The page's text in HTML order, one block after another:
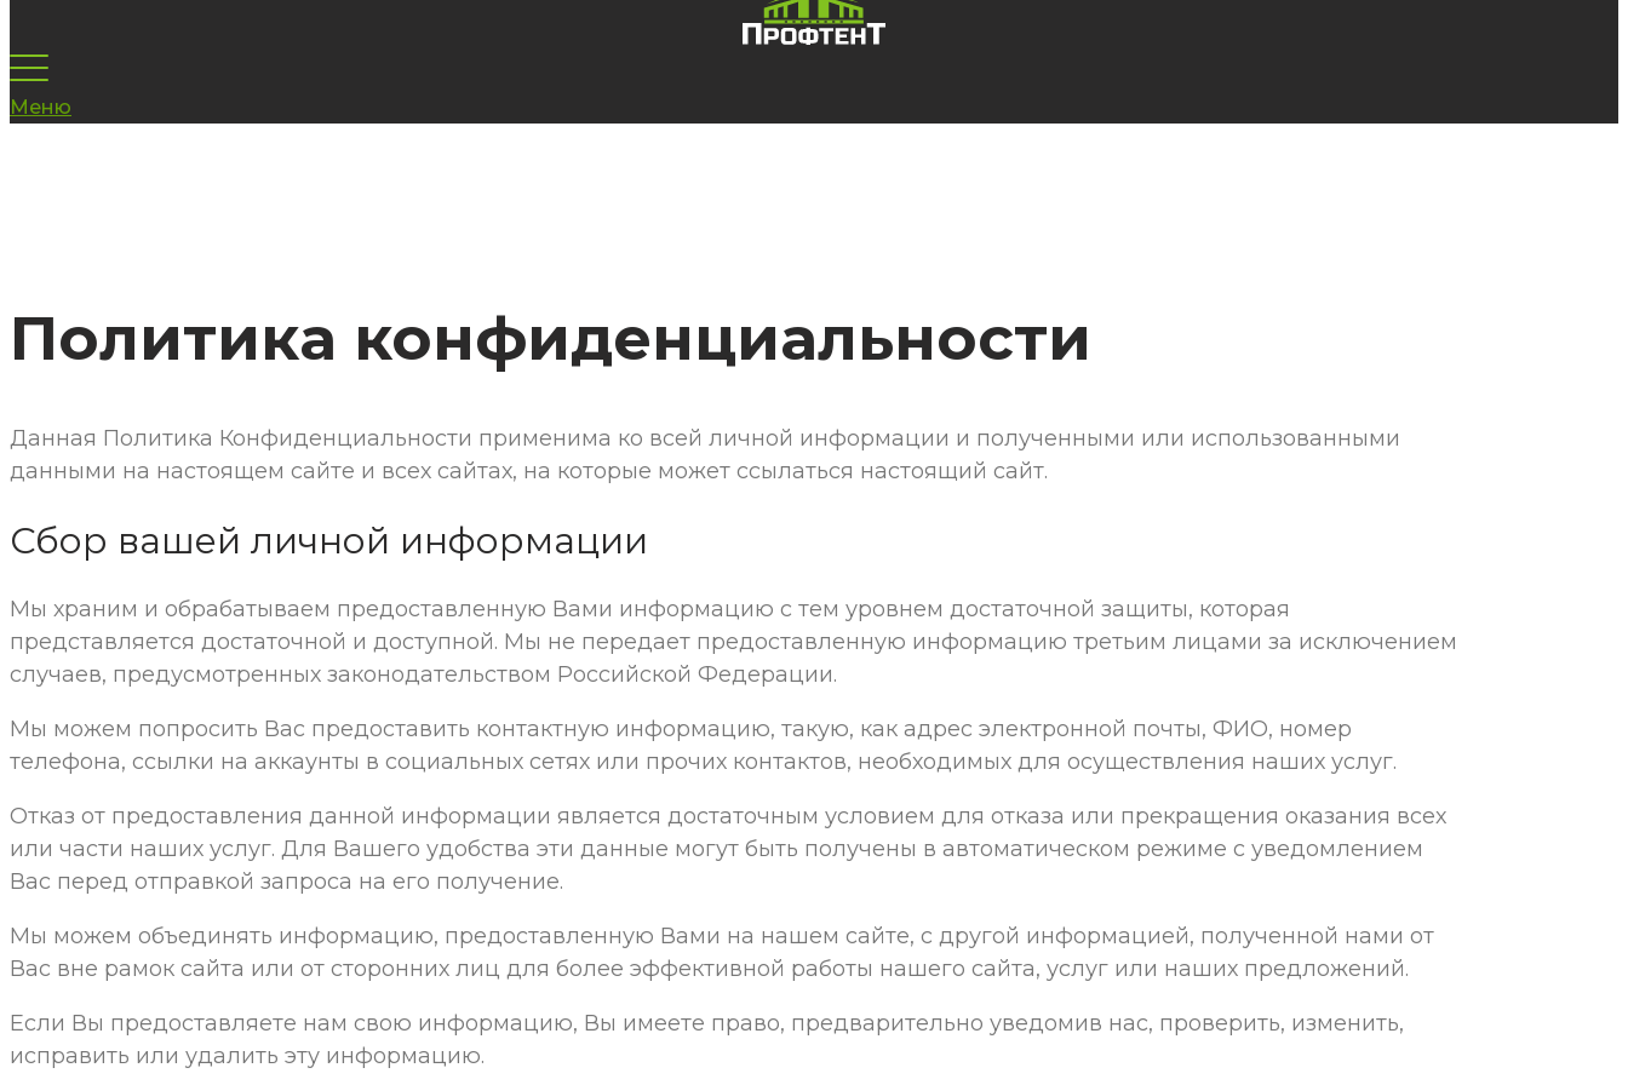
Меню
Политика конфиденциальности
Данная Политика Конфиденциальности применима ко всей личной информации и полученными или использованными
данными на настоящем сайте и всех сайтах, на которые может ссылаться настоящий сайт.
Сбор вашей личной информации
Мы храним и обрабатываем предоставленную Вами информацию с тем уровнем достаточной защиты, которая
представляется достаточной и доступной. Мы не передает предоставленную информацию третьим лицами за исключением
случаев, предусмотренных законодательством Российской Федерации.
Мы можем попросить Вас предоставить контактную информацию, такую, как адрес электронной почты, ФИО, номер
телефона, ссылки на аккаунты в социальных сетях или прочих контактов, необходимых для осуществления наших услуг.
Отказ от предоставления данной информации является достаточным условием для отказа или прекращения оказания всех
или части наших услуг. Для Вашего удобства эти данные могут быть получены в автоматическом режиме с уведомлением
Вас перед отправкой запроса на его получение.
Мы можем объединять информацию, предоставленную Вами на нашем сайте, с другой информацией, полученной нами от
Вас вне рамок сайта или от сторонних лиц для более эффективной работы нашего сайта, услуг или наших предложений.
Если Вы предоставляете нам свою информацию, Вы имеете право, предварительно уведомив нас, проверить, изменить,
исправить или удалить эту информацию.